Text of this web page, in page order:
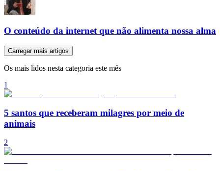
O conteúdo da internet que não alimenta nossa alma
Carregar mais artigos
Os mais lidos nesta categoria este mês
1
5 santos que receberam milagres por meio de
animais
2